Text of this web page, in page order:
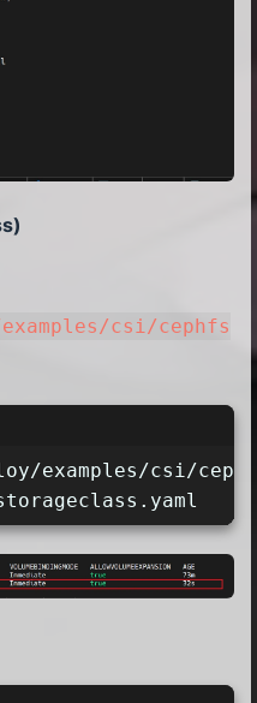
true
# MDS实例的副本
true
csi/cephfs
examples/csi/